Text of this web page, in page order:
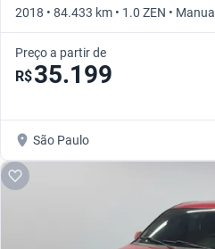
2018 • 84.433 km • 1.0 ZEN • Manual
Preço a partir de
R$35.199
São Paulo